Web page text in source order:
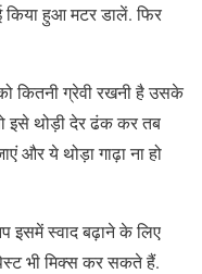
हुआ मटर डालें. फिर
ग्रेवी रखनी है उसके
इसे थोड़ी देर ढंक कर तब
ये थोड़ा गाढ़ा ना हो
इसमें स्वाद बढ़ाने के लिए
भी मिक्स कर सकते हैं.